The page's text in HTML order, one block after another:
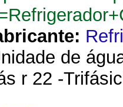
de
r 22 -